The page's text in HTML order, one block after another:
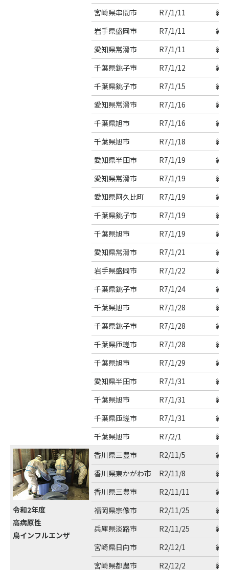
宮崎県串間市
R7/1/11
約
岩手県盛岡市
R7/1/11
約
愛知県常滑市
R7/1/11
約
千葉県銚子市
R7/1/12
約
千葉県銚子市
R7/1/15
約
愛知県常滑市
R7/1/16
約
千葉県旭市
R7/1/16
約
千葉県旭市
R7/1/18
約
愛知県半田市
R7/1/19
約
愛知県常滑市
R7/1/19
約
愛知県阿久比町
R7/1/19
約
千葉県銚子市
R7/1/19
約
千葉県旭市
R7/1/19
約
愛知県常滑市
R7/1/21
約
岩手県盛岡市
R7/1/22
約
千葉県銚子市
R7/1/24
約
千葉県旭市
R7/1/28
約
千葉県銚子市
R7/1/28
約
千葉県匝瑳市
R7/1/28
約
千葉県旭市
R7/1/29
約
愛知県半田市
R7/1/31
約
千葉県旭市
R7/1/31
約
千葉県匝瑳市
R7/1/31
約
千葉県旭市
R7/2/1 約
令和2年度
高病原性
鳥インフルエンザ
香川県三豊市 R2/11/5
約
香川県東かがわ市
R2/11/8
約
香川県三豊市
R2/11/11
約
福岡県宗像市
R2/11/25
約
兵庫県淡路市
R2/11/25
約
宮崎県日向市
R2/12/1
約
宮崎県都農市
R2/12/2 約3